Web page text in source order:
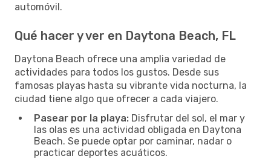
automóvil.
Qué hacer y ver en Daytona Beach, FL
Daytona Beach ofrece una amplia variedad de
actividades para todos los gustos. Desde sus
famosas playas hasta su vibrante vida nocturna, la
ciudad tiene algo que ofrecer a cada viajero.
Pasear por la playa: Disfrutar del sol, el mar y
las olas es una actividad obligada en Daytona
Beach. Se puede optar por caminar, nadar o
practicar deportes acuáticos.